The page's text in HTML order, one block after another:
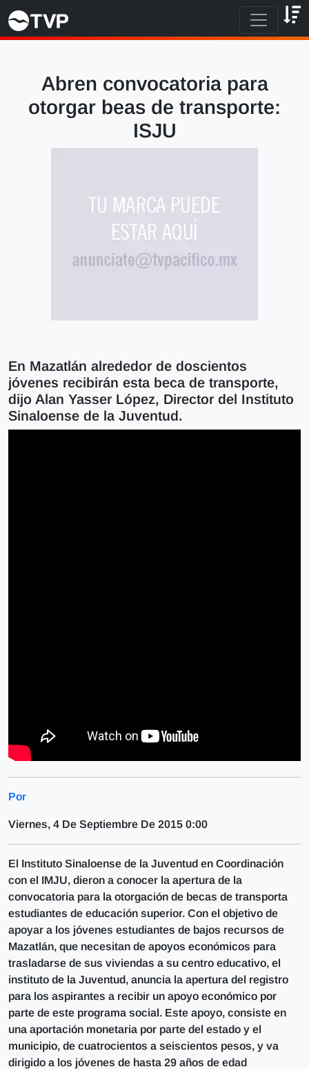
Abren convocatoria para
otorgar beas de transporte:
ISJU
En Mazatlán alrededor de doscientos
jóvenes recibirán esta beca de transporte,
dijo Alan Yasser López, Director del Instituto
Sinaloense de la Juventud.
Por
Viernes, 4 De Septiembre De 2015 0:00
El Instituto Sinaloense de la Juventud en Coordinación
con el IMJU, dieron a conocer la apertura de la
convocatoria para la otorgación de becas de transporta
estudiantes de educación superior. Con el objetivo de
apoyar a los jóvenes estudiantes de bajos recursos de
Mazatlán, que necesitan de apoyos económicos para
trasladarse de sus viviendas a su centro educativo, el
instituto de la Juventud, anuncia la apertura del registro
para los aspirantes a recibir un apoyo económico por
parte de este programa social. Este apoyo, consiste en
una aportación monetaria por parte del estado y el
municipio, de cuatrocientos a seiscientos pesos, y va
dirigido a los jóvenes de hasta 29 años de edad